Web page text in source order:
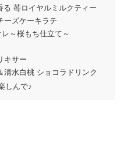
る 苺ロイヤルミルクティー
ーズケーキラテ
～桜もち仕立て～
キサー
清水白桃 ショコラドリンク
しんで♪